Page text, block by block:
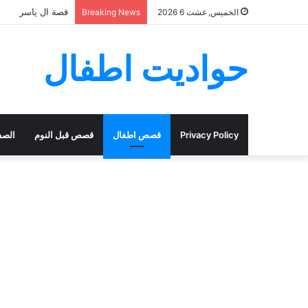
الخميس, غشت 6 2026 Breaking News قصة ال ياسر
حواديت اطفال
Privacy Policy قصص اطفال قصص قبل النوم